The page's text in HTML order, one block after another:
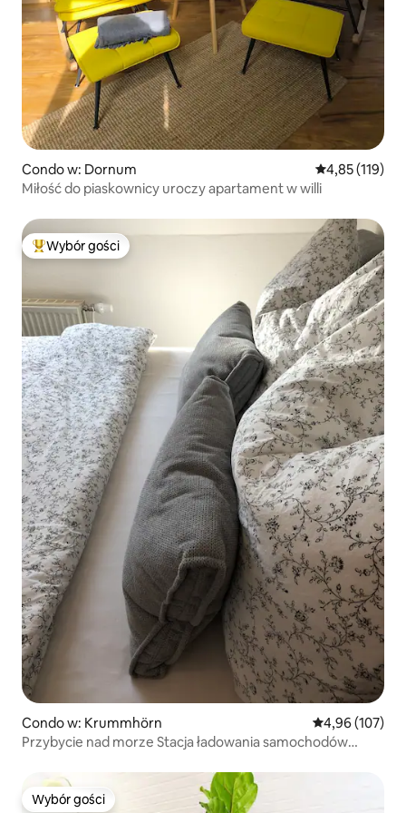
Condo w: Dornum Średnia
4,85 (119)
Miłość do piaskownicy uroczy apartament w willi
Najpopularniejsze z kategorii Wybór gości
Wybór gości
Condo w: Krummhörn Średnia
4,96 (107)
Przybycie nad morze Stacja ładowania samochodów
Wybór gości
Wybór gości